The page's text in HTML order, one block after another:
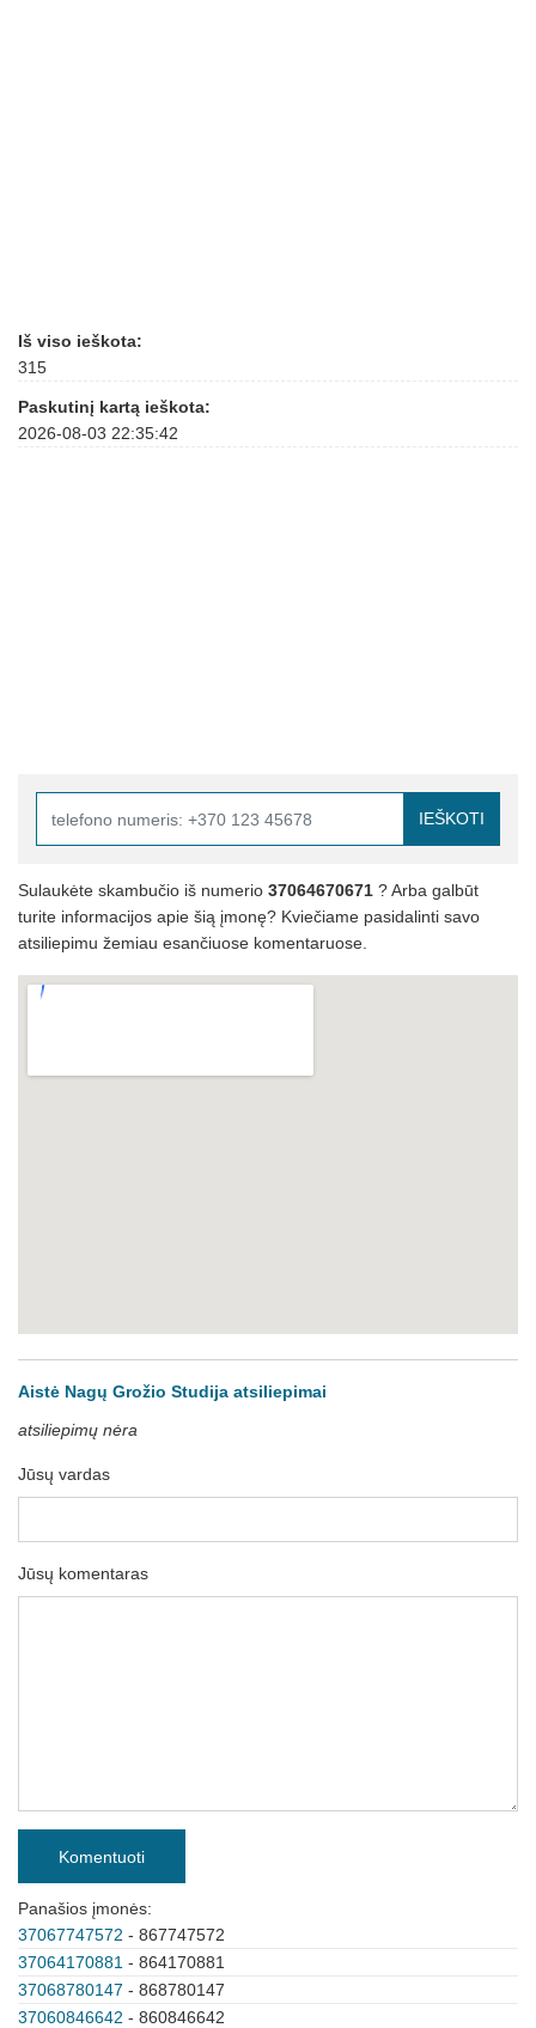
Iš viso ieškota:
315
Paskutinį kartą ieškota:
2026-08-03 22:35:42
IEŠKOTI
Sulaukėte skambučio iš numerio 37064670671 ? Arba galbūt
turite informacijos apie šią įmonę? Kviečiame pasidalinti savo
atsiliepimu žemiau esančiuose komentaruose.
Aistė Nagų Grožio Studija atsiliepimai
atsiliepimų nėra
Jūsų vardas
Jūsų komentaras
Komentuoti
Panašios įmonės:
37067747572 - 867747572
37064170881 - 864170881
37068780147 - 868780147
37060846642 - 860846642